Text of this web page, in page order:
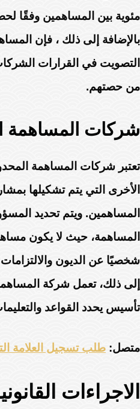
مئوية بين المساهمين وفقًا
بالإضافة إلى ذلك ، فإن
التصويت في القرارات
من حصتهم.
شركات المساهمة
تعتبر شركات المساهمة
الأخرى التي يتم تشكيلها
المساهمين. ويتم تحديد
المساهمة، حيث لا يكون
شخصيًا عن الديون والالتزامات
إلى ذلك، تعمل شركة
تأسيس يحدد القواعد
متصل: طلب تسجيل العلامة
الاجراءات